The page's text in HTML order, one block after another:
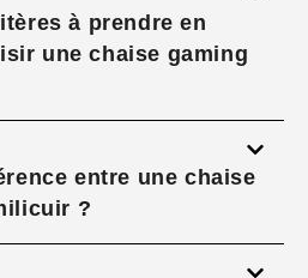
à prendre en
une chaise gaming
entre une chaise
?